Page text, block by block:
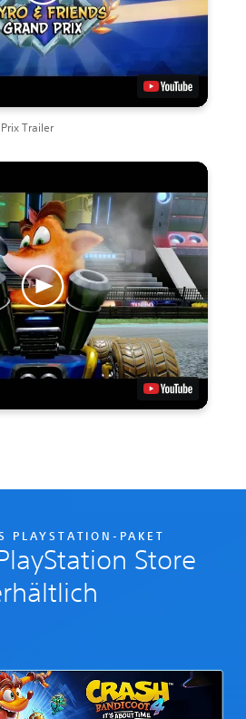
Trailer
PLAYSTATION-PAKET
Store